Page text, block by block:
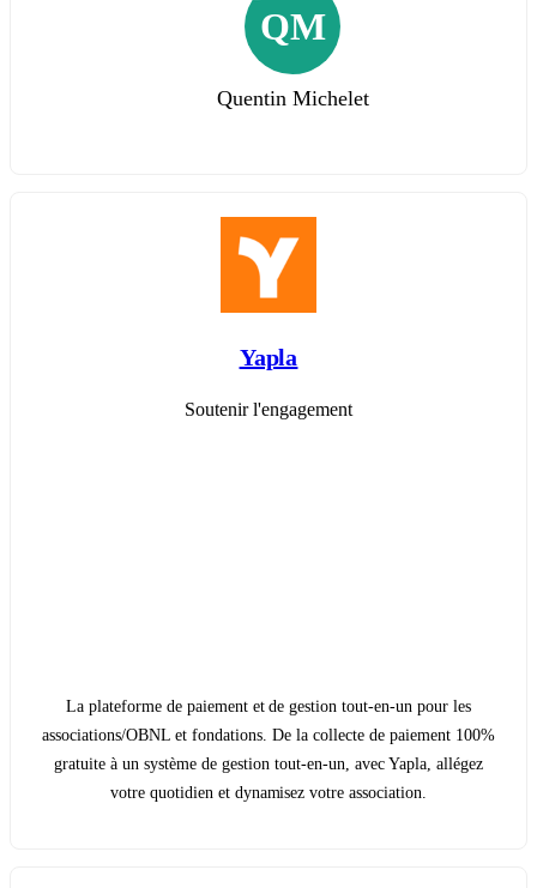
QM
Quentin Michelet
Yapla
Soutenir l'engagement
La plateforme de paiement et de gestion tout-en-un pour les
associations/OBNL et fondations. De la collecte de paiement 100%
gratuite à un système de gestion tout-en-un, avec Yapla, allégez
votre quotidien et dynamisez votre association.